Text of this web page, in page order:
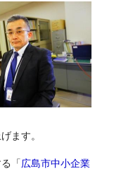
ます。
「広島市中小企業